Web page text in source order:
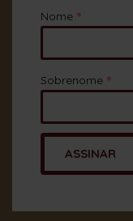
Nome *
Sobrenome *